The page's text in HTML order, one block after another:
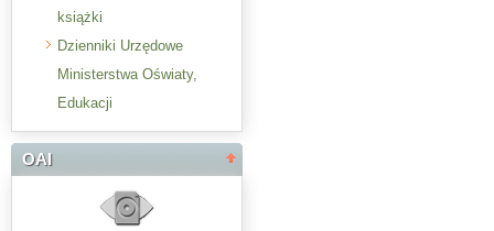
książki
Dzienniki Urzędowe
Ministerstwa Oświaty,
Edukacji
OAI